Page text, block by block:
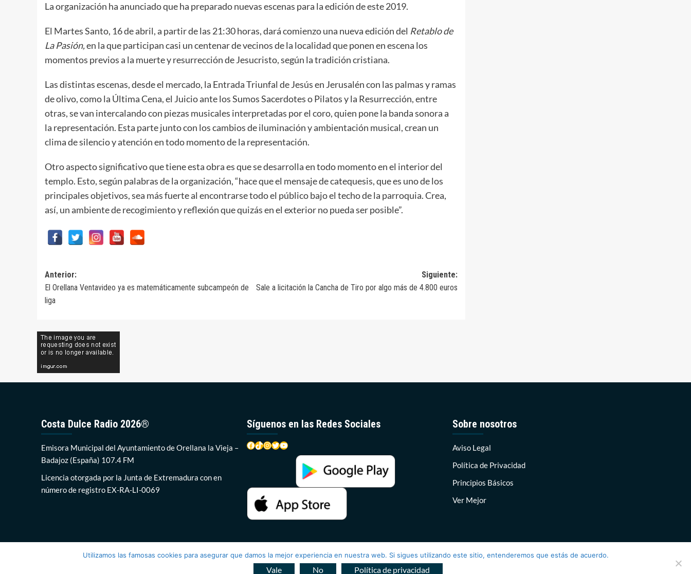
La organización ha anunciado que ha preparado nuevas escenas para la edición de este 2019.
El Martes Santo, 16 de abril, a partir de las 21:30 horas, dará comienzo una nueva edición del Retablo de
La Pasión,en la que participan casi un centenar de vecinos de la localidad que ponen en escena los
momentos previos a la muerte y resurrección de Jesucristo, según la tradición cristiana.
Las distintas escenas, desde el mercado, la Entrada Triunfal de Jesús en Jerusalén con las palmas y ramas
de olivo, como la Última Cena, el Juicio ante los Sumos Sacerdotes o Pilatos y la Resurrección, entre
otras, se van intercalando con piezas musicales interpretadas por el coro, quien pone la banda sonora a
la representación. Esta parte junto con los cambios de iluminación y ambientación musical, crean un
clima de silencio y atención en todo momento de la representación.
Otro aspecto significativo que tiene esta obra es que se desarrolla en todo momento en el interior del
templo. Esto, según palabras de la organización, “hace que el mensaje de catequesis, que es uno de los
principales objetivos, sea más fuerte al encontrarse todo el público bajo el techo de la parroquia. Crea,
así, un ambiente de recogimiento y reflexión que quizás en el exterior no pueda ser posible”.
Navegación
de
entradas
Anterior:
El Orellana Ventavideo ya es matemáticamente subcampeón de
liga
Siguiente:
Sale a licitación la Cancha de Tiro por algo más de 4.800 euros
Costa Dulce Radio 2026®
Emisora Municipal del Ayuntamiento de Orellana la Vieja –
Badajoz (España) 107.4 FM
Licencia otorgada por la Junta de Extremadura con en
número de registro EX-RA-LI-0069
Síguenos en las Redes Sociales
Facebook
TikTok
Instagram
Twitter
YouTube
Sobre nosotros
Aviso Legal
Política de Privacidad
Principios Básicos
Ver Mejor
Costa Dulce Radio 2026© Todos los derechos reservados|CoverNews
Utilizamos las famosas cookies para asegurar que damos la mejor experiencia en nuestra web. Si sigues utilizando este sitio, entenderemos que estás de acuerdo.
Vale No Política de privacidad